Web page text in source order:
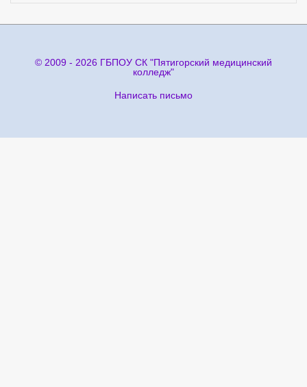
© 2009 - 2026 ГБПОУ СК "Пятигорский медицинский
колледж"
Написать письмо